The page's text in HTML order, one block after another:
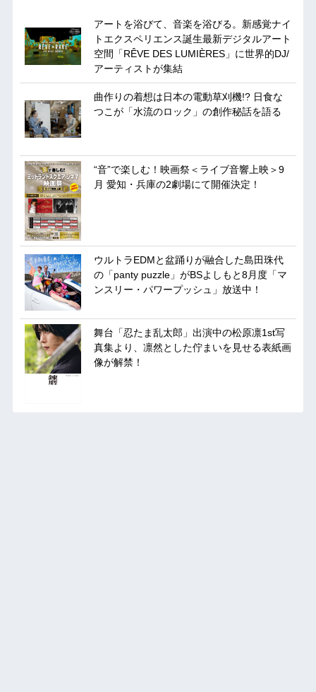
アートを浴びて、音楽を浴びる。新感覚ナイ
トエクスペリエンス誕生最新デジタルアート
空間「RÊVE DES LUMIÈRES」に世界的DJ/
アーティストが集結
曲作りの着想は日本の電動草刈機!? 日食な
つこが「水流のロック」の創作秘話を語る
“音”で楽しむ！映画祭＜ライブ音響上映＞9
月 愛知・兵庫の2劇場にて開催決定！
ウルトラEDMと盆踊りが融合した島田珠代
の「panty puzzle」がBSよしもと8月度「マ
ンスリー・パワープッシュ」放送中！
舞台「忍たま乱太郎」出演中の松原凛1st写
真集より、凛然とした佇まいを見せる表紙画
像が解禁！